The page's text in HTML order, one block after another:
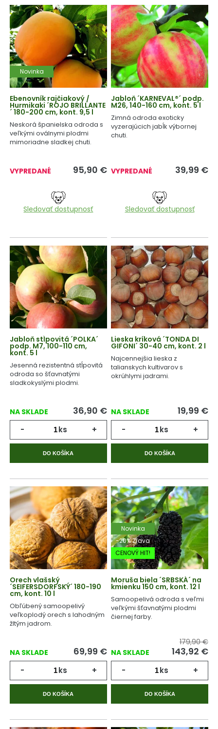
Novinka
Ebenovník rajčiakový /
Hurmikaki ´ROJO BRILLANTE
´ 180-200 cm, kont. 9,5 l
Neskorá španielska odroda s
veľkými oválnymi plodmi
mimoriadne sladkej chuti.
VYPREDANÉ 95,90 €
Sledovať dostupnosť
Jabloň ´KARNEVAL®´ podp.
M26, 140-160 cm, kont. 5 l
Zimná odroda exoticky
vyzerajúcich jabĺk výbornej
chuti.
VYPREDANÉ 39,99 €
Sledovať dostupnosť
Jabloň stĺpovitá ´POLKA´
podp. M7, 100-110 cm,
kont. 5 l
Jesenná rezistentná stĺpovitá
odroda so šťavnatými
sladkokyslými plodmi.
NA SKLADE 36,90 €
- ks +
DO KOŠÍKA
Lieska kríková ´TONDA DI
GIFONI´ 30-40 cm, kont. 2 l
Najcennejšia lieska z
talianskych kultivarov s
okrúhlymi jadrami.
NA SKLADE 19,99 €
- ks +
DO KOŠÍKA
Orech vlašský
´SEIFERSDORFSKÝ´ 180-190
cm, kont. 10 l
Obľúbený samoopelivý
veľkoplodý orech s lahodným
žltým jadrom.
NA SKLADE 69,99 €
- ks +
DO KOŠÍKA
Novinka
-20% Zľava
CENOVÝ HIT!
Moruša biela ´SRBSKÁ´ na
kmienku 150 cm, kont. 12 l
Samoopelivá odroda s veľmi
veľkými šťavnatými plodmi
čiernej farby.
NA SKLADE
179,90 €
143,92 €
- ks +
DO KOŠÍKA